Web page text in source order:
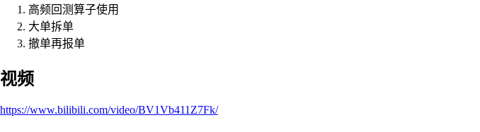
高频回测算子使用
大单拆单
撤单再报单
视频
https://www.bilibili.com/video/BV1Vb411Z7Fk/